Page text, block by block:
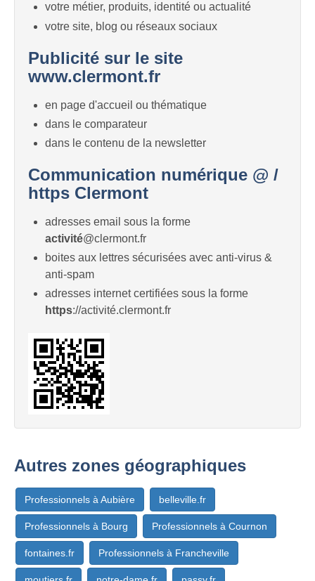
votre métier, produits, identité ou actualité
votre site, blog ou réseaux sociaux
Publicité sur le site
www.clermont.fr
en page d'accueil ou thématique
dans le comparateur
dans le contenu de la newsletter
Communication numérique @ /
https Clermont
adresses email sous la forme
activité@clermont.fr
boites aux lettres sécurisées avec anti-virus &
anti-spam
adresses internet certifiées sous la forme
https://activité.clermont.fr
Autres zones géographiques
Professionnels à Aubière belleville.fr
Professionnels à Bourg Professionnels à Cournon
fontaines.fr Professionnels à Francheville